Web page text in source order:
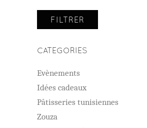
FILTRER
CATEGORIES
Evènements
Idées cadeaux
Pâtisseries tunisiennes
Zouza